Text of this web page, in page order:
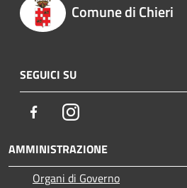
Comune di Chieri
SEGUICI SU
FacebookInstagram
AMMINISTRAZIONE
Organi di Governo